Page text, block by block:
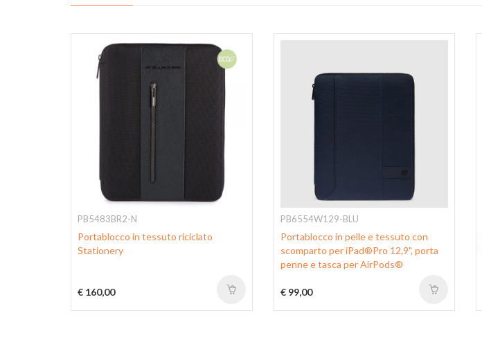
PB5483BR2-N
Portablocco in tessuto riciclato
Stationery
€ 160,00
PB6554W129-BLU
Portablocco in pelle e tessuto con
scomparto per iPad®Pro 12,9", porta
penne e tasca per AirPods®
€ 99,00